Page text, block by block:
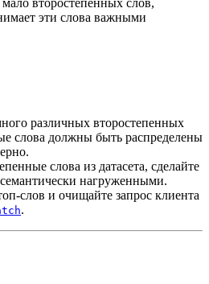
второстепенных слов,
эти слова важными
различных второстепенных
слова должны быть распределены
слова из датасета, сделайте
нагруженными.
слов и очищайте запрос клиента
.